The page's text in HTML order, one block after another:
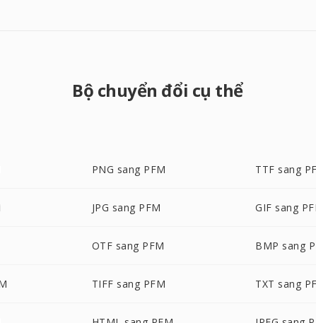
Bộ chuyển đổi cụ thể
PNG sang PFM TTF sang
JPG sang PFM GIF sang
OTF sang PFM BMP sang
TIFF sang PFM TXT sang